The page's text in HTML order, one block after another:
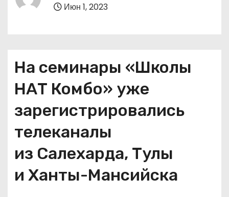
Июн 1, 2023
На семинары «Школы
НАТ Комбо» уже
зарегистрировались
телеканалы
из Салехарда, Тулы
и Ханты-Мансийска